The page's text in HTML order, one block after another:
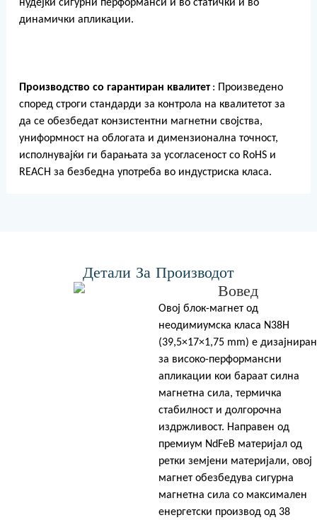
нудејќи сигурни перформанси и во статички и во
динамички апликации.
Производство со гарантиран квалитет : Произведено
според строги стандарди за контрола на квалитетот за
да се обезбедат конзистентни магнетни својства,
униформност на облогата и димензионална точност,
исполнувајќи ги барањата за усогласеност со RoHS и
REACH за безбедна употреба во индустриска класа.
Детали За Производот
Вовед
Овој блок-магнет од
неодимиумска класа N38H
(39,5×17×1,75 mm) е дизајниран
за високо-перформансни
апликации кои бараат силна
магнетна сила, термичка
стабилност и долгорочна
издржливост. Направен од
премиум NdFeB материјал од
ретки земјени материјали, овој
магнет обезбедува сигурна
магнетна сила со максимален
енергетски производ од 38